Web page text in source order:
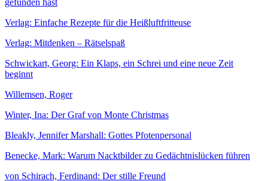
Verlag: Einfache Rezepte für die Heißluftfritteuse
Verlag: Mitdenken – Rätselspaß
Schwickart, Georg: Ein Klaps, ein Schrei und eine neue Zeit
beginnt
Willemsen, Roger
Winter, Ina: Der Graf von Monte Christmas
Bleakly, Jennifer Marshall: Gottes Pfotenpersonal
Benecke, Mark: Warum Nacktbilder zu Gedächtnislücken führen
von Schirach, Ferdinand: Der stille Freund